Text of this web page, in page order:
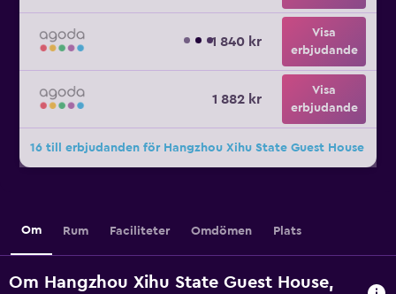
1 840 kr
Visa
erbjudande
1 882 kr
Visa
erbjudande
16 till erbjudanden för Hangzhou Xihu State Guest House
Om Rum Faciliteter Omdömen Plats
Om Hangzhou Xihu State Guest House,